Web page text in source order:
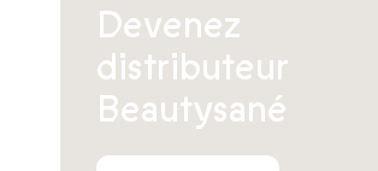
Devenez
distributeur
Beautysané